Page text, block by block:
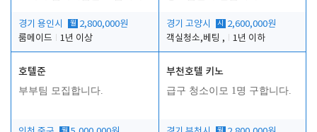
경기 용인시 월 2,800,000원
룸메이드
1년 이상
경기 고양시 시
2,600,000원
객실청소,베팅 ,
1년 이하
호텔준
부부팀 모집합니다.
부천호텔 키노
급구 청소이모 1명 구합니다.